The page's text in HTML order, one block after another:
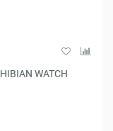
WATCH